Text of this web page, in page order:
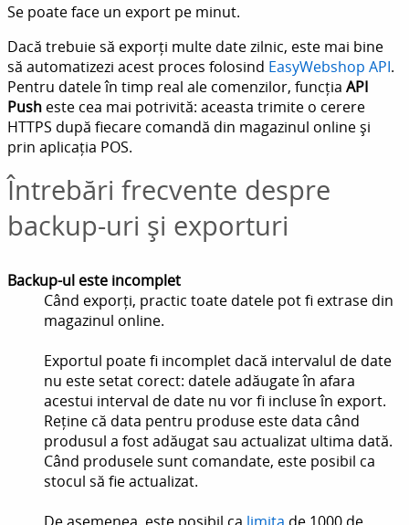
Se poate face un export pe minut.
Dacă trebuie să exporți multe date zilnic, este mai bine
să automatizezi acest proces folosind EasyWebshop API.
Pentru datele în timp real ale comenzilor, funcția API
Push este cea mai potrivită: aceasta trimite o cerere
HTTPS după fiecare comandă din magazinul online și
prin aplicația POS.
Întrebări frecvente despre
backup-uri și exporturi
Backup-ul este incomplet
Când exporți, practic toate datele pot fi extrase din
magazinul online.
Exportul poate fi incomplet dacă intervalul de date
nu este setat corect: datele adăugate în afara
acestui interval de date nu vor fi incluse în export.
Reține că data pentru produse este data când
produsul a fost adăugat sau actualizat ultima dată.
Când produsele sunt comandate, este posibil ca
stocul să fie actualizat.